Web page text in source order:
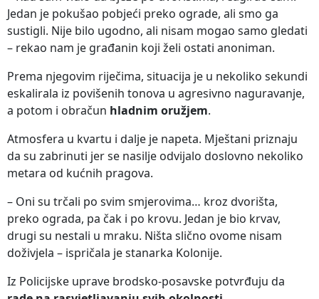
Jedan je pokušao pobjeći preko ograde, ali smo ga
sustigli. Nije bilo ugodno, ali nisam mogao samo gledati
– rekao nam je građanin koji želi ostati anoniman.
Prema njegovim riječima, situacija je u nekoliko sekundi
eskalirala iz povišenih tonova u agresivno naguravanje,
a potom i obračun hladnim oružjem.
Atmosfera u kvartu i dalje je napeta. Mještani priznaju
da su zabrinuti jer se nasilje odvijalo doslovno nekoliko
metara od kućnih pragova.
– Oni su trčali po svim smjerovima… kroz dvorišta,
preko ograda, pa čak i po krovu. Jedan je bio krvav,
drugi su nestali u mraku. Ništa slično ovome nisam
doživjela – ispričala je stanarka Kolonije.
Iz Policijske uprave brodsko-posavske potvrđuju da